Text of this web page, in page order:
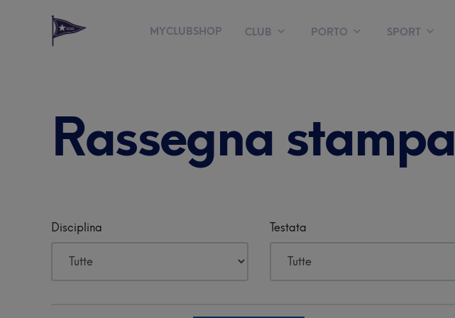
MYCLUBSHOP CLUB PORTO SPORT
Rassegna stampa
Disciplina Testata
Safeguarding Policy
Club degli sponsor
Palestra
Fisioterapia